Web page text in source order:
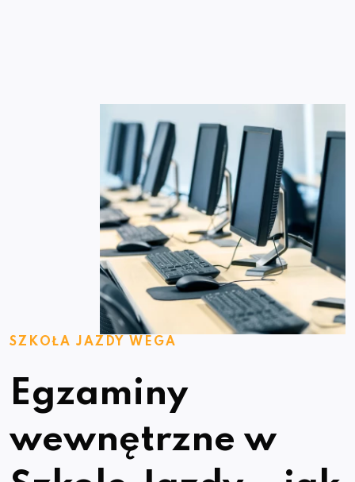
SZKOŁA JAZDY WEGA
Egzaminy
wewnętrzne w